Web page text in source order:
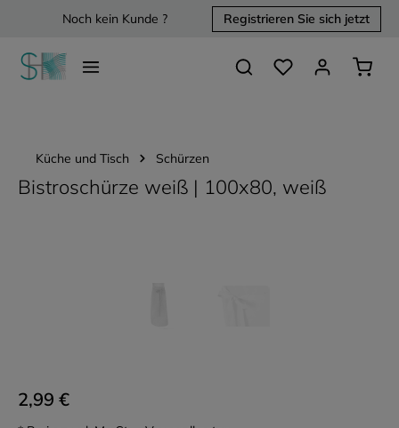
springenNoch kein Kunde ? Registrieren Sie sich jetzt
Du hast 0 Produkte
Küche und Tisch Schürzen
Bistroschürze weiß | 100x80, weiß
2,99 €